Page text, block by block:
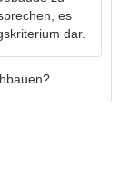
es
dar.